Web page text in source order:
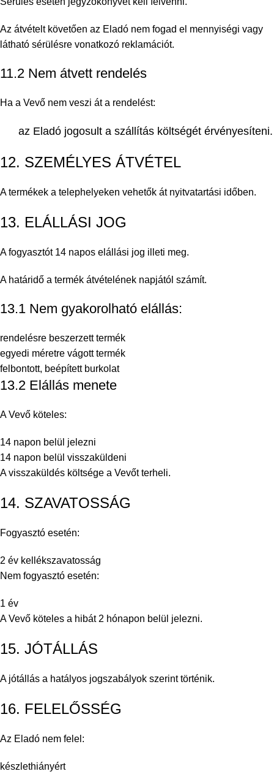
Az átvételt követően az Eladó nem fogad el mennyiségi vagy
látható sérülésre vonatkozó reklamációt.
11.2 Nem átvett rendelés
Ha a Vevő nem veszi át a rendelést:
az Eladó jogosult a szállítás költségét érvényesíteni.
12. SZEMÉLYES ÁTVÉTEL
A termékek a telephelyeken vehetők át nyitvatartási időben.
13. ELÁLLÁSI JOG
A fogyasztót 14 napos elállási jog illeti meg.
A határidő a termék átvételének napjától számít.
13.1 Nem gyakorolható elállás:
rendelésre beszerzett termék
egyedi méretre vágott termék
felbontott, beépített burkolat
13.2 Elállás menete
A Vevő köteles:
14 napon belül jelezni
14 napon belül visszaküldeni
A visszaküldés költsége a Vevőt terheli.
14. SZAVATOSSÁG
Fogyasztó esetén:
2 év kellékszavatosság
Nem fogyasztó esetén:
1 év
A Vevő köteles a hibát 2 hónapon belül jelezni.
15. JÓTÁLLÁS
A jótállás a hatályos jogszabályok szerint történik.
16. FELELŐSSÉG
Az Eladó nem felel:
készlethiányért